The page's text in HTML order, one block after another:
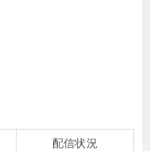
配信状況